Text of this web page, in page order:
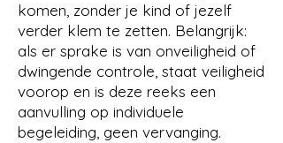
komen, zonder je kind of jezelf
verder klem te zetten. Belangrijk:
als er sprake is van onveiligheid of
dwingende controle, staat veiligheid
voorop en is deze reeks een
aanvulling op individuele
begeleiding, geen vervanging.